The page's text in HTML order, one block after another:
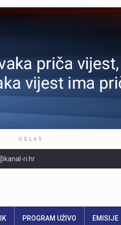
OGLAS
ri.hr
PROGRAM UŽIVO EMISIJE